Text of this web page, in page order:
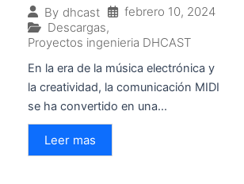
By dhcast
febrero 10, 2024
Descargas,
Proyectos ingenieria DHCAST
En la era de la música electrónica y
la creatividad, la comunicación MIDI
se ha convertido en una...
Leer mas